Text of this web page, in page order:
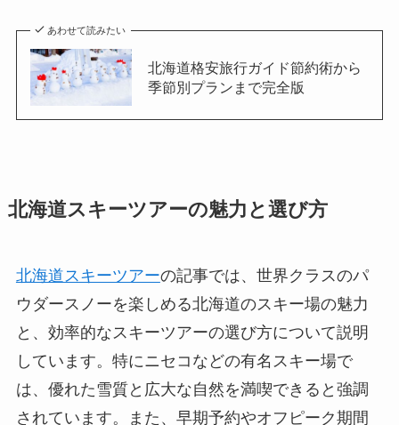
あわせて読みたい
北海道格安旅行ガイド節約術から
季節別プランまで完全版
北海道スキーツアーの魅力と選び方
北海道スキーツアーの記事では、世界クラスのパ
ウダースノーを楽しめる北海道のスキー場の魅力
と、効率的なスキーツアーの選び方について説明
しています。特にニセコなどの有名スキー場で
は、優れた雪質と広大な自然を満喫できると強調
されています。また、早期予約やオフピーク期間